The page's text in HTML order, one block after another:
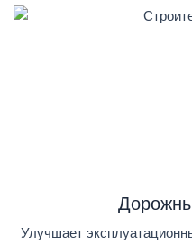
Улучшает